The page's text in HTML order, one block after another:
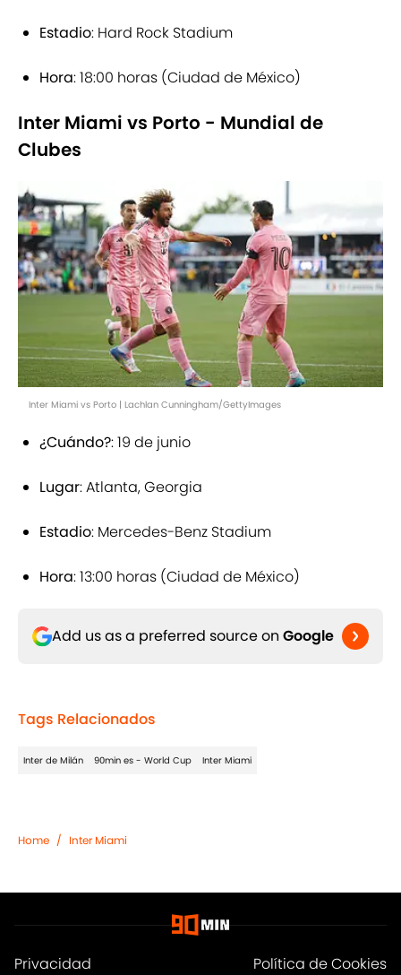
Estadio: Hard Rock Stadium
Hora: 18:00 horas (Ciudad de México)
Inter Miami vs Porto - Mundial de
Clubes
Inter Miami vs Porto | Lachlan Cunningham/GettyImages
¿Cuándo?: 19 de junio
Lugar: Atlanta, Georgia
Estadio: Mercedes-Benz Stadium
Hora: 13:00 horas (Ciudad de México)
Add us as a preferred source on Google
Tags Relacionados
Inter de Milán 90min es - World Cup Inter Miami
Home / Inter Miami
Privacidad Política de Cookies